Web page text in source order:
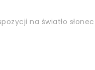
na światło